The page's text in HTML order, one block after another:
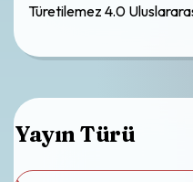
Türetilemez 4.0
Yayın Türü